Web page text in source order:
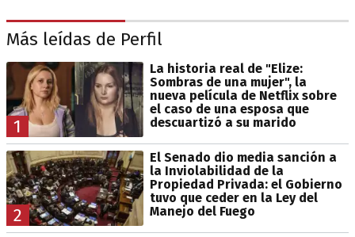
Más leídas de Perfil
1
La historia real de "Elize:
Sombras de una mujer", la
nueva película de Netflix sobre
el caso de una esposa que
descuartizó a su marido
2
El Senado dio media sanción a
la Inviolabilidad de la
Propiedad Privada: el Gobierno
tuvo que ceder en la Ley del
Manejo del Fuego